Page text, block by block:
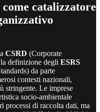
catalizzatore
CSRD (Corporate
definizione degli ESRS
da parte
contesti nazionali,
stringente. Le imprese
socio-ambientale
processi di raccolta dati, ma